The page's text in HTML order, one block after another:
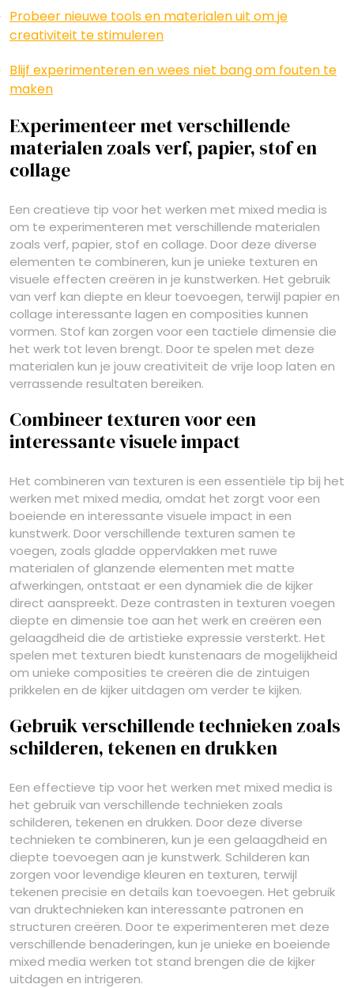
Probeer nieuwe tools en materialen uit om je
creativiteit te stimuleren
Blijf experimenteren en wees niet bang om fouten te
maken
Experimenteer met verschillende
materialen zoals verf, papier, stof en
collage
Een creatieve tip voor het werken met mixed media is
om te experimenteren met verschillende materialen
zoals verf, papier, stof en collage. Door deze diverse
elementen te combineren, kun je unieke texturen en
visuele effecten creëren in je kunstwerken. Het gebruik
van verf kan diepte en kleur toevoegen, terwijl papier en
collage interessante lagen en composities kunnen
vormen. Stof kan zorgen voor een tactiele dimensie die
het werk tot leven brengt. Door te spelen met deze
materialen kun je jouw creativiteit de vrije loop laten en
verrassende resultaten bereiken.
Combineer texturen voor een
interessante visuele impact
Het combineren van texturen is een essentiële tip bij het
werken met mixed media, omdat het zorgt voor een
boeiende en interessante visuele impact in een
kunstwerk. Door verschillende texturen samen te
voegen, zoals gladde oppervlakken met ruwe
materialen of glanzende elementen met matte
afwerkingen, ontstaat er een dynamiek die de kijker
direct aanspreekt. Deze contrasten in texturen voegen
diepte en dimensie toe aan het werk en creëren een
gelaagdheid die de artistieke expressie versterkt. Het
spelen met texturen biedt kunstenaars de mogelijkheid
om unieke composities te creëren die de zintuigen
prikkelen en de kijker uitdagen om verder te kijken.
Gebruik verschillende technieken zoals
schilderen, tekenen en drukken
Een effectieve tip voor het werken met mixed media is
het gebruik van verschillende technieken zoals
schilderen, tekenen en drukken. Door deze diverse
technieken te combineren, kun je een gelaagdheid en
diepte toevoegen aan je kunstwerk. Schilderen kan
zorgen voor levendige kleuren en texturen, terwijl
tekenen precisie en details kan toevoegen. Het gebruik
van druktechnieken kan interessante patronen en
structuren creëren. Door te experimenteren met deze
verschillende benaderingen, kun je unieke en boeiende
mixed media werken tot stand brengen die de kijker
uitdagen en intrigeren.